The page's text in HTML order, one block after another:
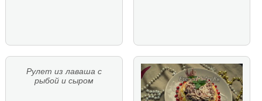
Рулет из лаваша с
рыбой и сыром